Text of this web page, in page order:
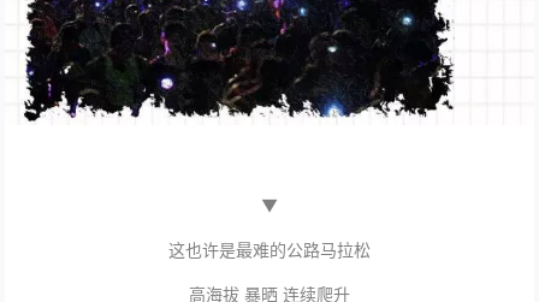
▼
这也许是最难的公路马拉松
高海拔 暴晒 连续爬升